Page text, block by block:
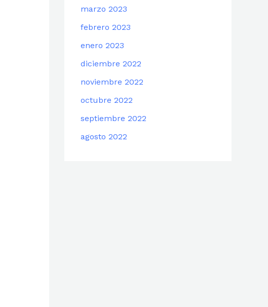
marzo 2023
febrero 2023
enero 2023
diciembre 2022
noviembre 2022
octubre 2022
septiembre 2022
agosto 2022